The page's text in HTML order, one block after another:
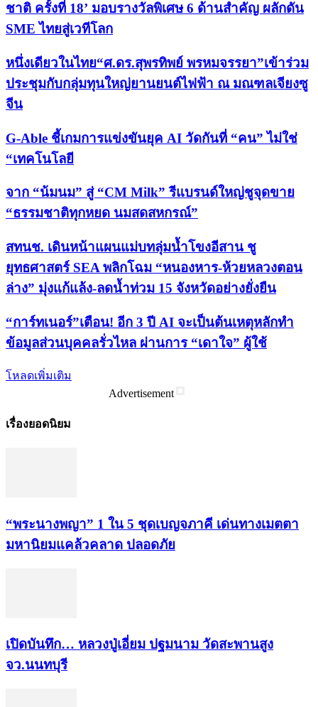
ชาติ ครั้งที่ 18’ มอบรางวัลพิเศษ 6 ด้านสำคัญ ผลักดัน
SME ไทยสู่เวทีโลก
หนึ่งเดียวในไทย“ศ.ดร.สุพรทิพย์ พรหมจรรยา”เข้าร่วม
ประชุมกับกลุ่มทุนใหญ่ยานยนต์ไฟฟ้า ณ มณฑลเจียงซู
จีน
G-Able ชี้เกมการแข่งขันยุค AI วัดกันที่ “คน” ไม่ใช่
“เทคโนโลยี
จาก “น้มนม” สู่ “CM Milk” รีแบรนด์ใหญ่ชูจุดขาย
“ธรรมชาติทุกหยด นมสดสหกรณ์”
สทนช. เดินหน้าแผนแม่บทลุ่มน้ำโขงอีสาน ชู
ยุทธศาสตร์ SEA พลิกโฉม “หนองหาร-ห้วยหลวงตอน
ล่าง” มุ่งแก้แล้ง-ลดน้ำท่วม 15 จังหวัดอย่างยั่งยืน
“การ์ทเนอร์”เตือน! อีก 3 ปี AI จะเป็นต้นเหตุหลักทำ
ข้อมูลส่วนบุคคลรั่วไหล ผ่านการ “เดาใจ” ผู้ใช้
โหลดเพิ่มเติม
Advertisement
เรื่องยอดนิยม
“พระ​นาง​พญา” 1 ใน 5​ ชุดเบญจ​ภาคี​ เด่นทางเมตตา​
มหา​นิยม​แคล้วคลาด​ ปลอดภัย​
เปิดบันทึก… หลวงปู่เอี่ยม ​ปฐม​นาม​ วัดสะพานสูง​
จว.นนทบุรี